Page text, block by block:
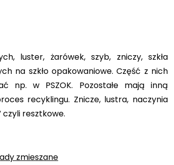
luster, żarówek, szyb, zniczy, szkła
na szkło opakowaniowe. Część z nich
np. w PSZOK. Pozostałe mają inną
recyklingu. Znicze, lustra, naczynia
czyli resztkowe.
zmieszane